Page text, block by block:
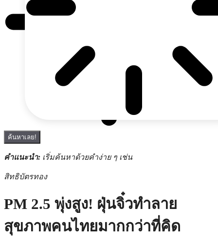
ค้นหาเลย!
คำแนะนำ: เริ่มค้นหาด้วยคำง่าย ๆ เช่น
สิทธิบัตรทอง
PM 2.5 พุ่งสูง! ฝุ่นจิ๋วทำลาย
สุขภาพคนไทยมากกว่าที่คิด